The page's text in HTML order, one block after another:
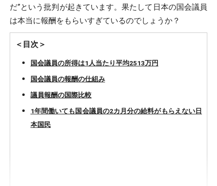
だ”という批判が起きています。果たして日本の国会議員
は本当に報酬をもらいすぎているのでしょうか？
＜目次＞
国会議員の所得は1人当たり平均2513万円
国会議員の報酬の仕組み
議員報酬の国際比較
1年間働いても国会議員の2カ月分の給料がもらえない日
本国民